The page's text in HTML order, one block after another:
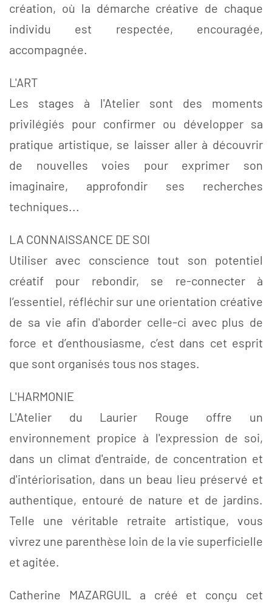
création, où la démarche créative de chaque
individu est respectée, encouragée,
accompagnée.
L'ART
Les stages à l'Atelier sont des moments
privilégiés pour confirmer ou développer sa
pratique artistique, se laisser aller à découvrir
de nouvelles voies pour exprimer son
imaginaire, approfondir ses recherches
techniques...
LA CONNAISSANCE DE SOI
Utiliser avec conscience tout son potentiel
créatif pour rebondir, se re-connecter à
l’essentiel, réfléchir sur une orientation créative
de sa vie afin d'aborder celle-ci avec plus de
force et d’enthousiasme, c’est dans cet esprit
que sont organisés tous nos stages.
L'HARMONIE
L'Atelier du Laurier Rouge offre un
environnement propice à l'expression de soi,
dans un climat d'entraide, de concentration et
d'intériorisation, dans un beau lieu préservé et
authentique, entouré de nature et de jardins.
Telle une véritable retraite artistique, vous
vivrez une parenthèse loin de la vie superficielle
et agitée.
Catherine MAZARGUIL a créé et conçu cet